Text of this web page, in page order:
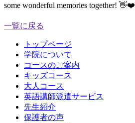
some wonderful memories together! 👋❤️
一覧に戻る
トップページ
学院について
コースのご案内
キッズコース
大人コース
英語講師派遣サービス
先生紹介
保護者の声